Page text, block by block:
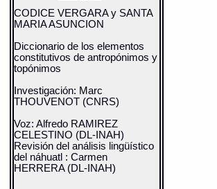
CODICE VERGARA y SANTA
MARIA ASUNCION
Diccionario de los elementos
constitutivos de antropónimos y
topónimos
Investigación: Marc
THOUVENOT (CNRS)
Voz: Alfredo RAMIREZ
CELESTINO (DL-INAH)
Revisión del análisis lingüístico
del náhuatl : Carmen
HERRERA (DL-INAH)